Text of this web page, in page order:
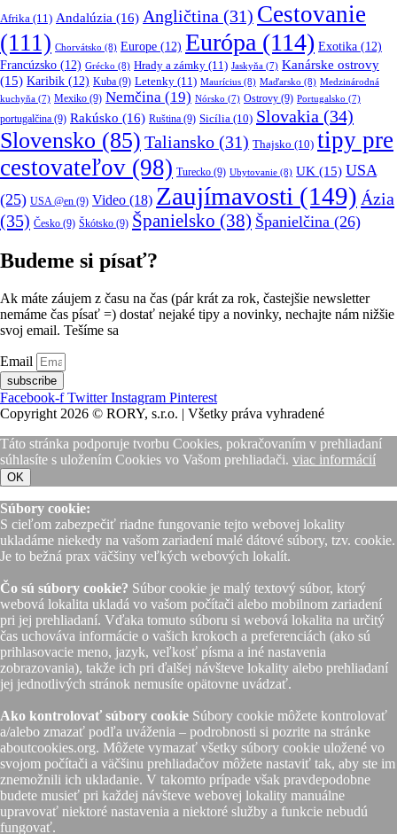
Afrika (11) Andalúzia (16) Angličtina (31) Cestovanie
(111) Chorvátsko (8) Europe (12) Európa (114) Exotika (12)
Francúzsko (12) Grécko (8) Hrady a zámky (11) Jaskyňa (7) Kanárske ostrovy
(15) Karibik (12) Kuba (9) Letenky (11) Maurícius (8) Maďarsko (8) Medzinárodná
kuchyňa (7) Mexiko (9) Nemčina (19) Nórsko (7) Ostrovy (9) Portugalsko (7)
portugalčina (9) Rakúsko (16) Ruština (9) Sicília (10) Slovakia (34)
Slovensko (85) Taliansko (31) Thajsko (10) tipy pre
cestovateľov (98) Turecko (9) Ubytovanie (8) UK (15) USA
(25) USA @en (9) Video (18) Zaujímavosti (149) Ázia
(35) Česko (9) Škótsko (9) Španielsko (38) Španielčina (26)
Budeme si písať?
Ak máte záujem z času na čas (pár krát za rok, častejšie newsletter
nemáme čas písať =) dostať nejaké tipy a novinky, nechajte nám nižšie
svoj email. Tešíme sa
Email
subscribe
Facebook-f Twitter Instagram Pinterest
Copyright 2026 © RORY, s.r.o. | Všetky práva vyhradené
Táto stránka podporuje tvorbu Cookies, pokračovaním v prehliadaní
súhlasíte s uložením Cookies vo Vašom prehliadači. viac informácií
OK
Súbory cookie:
S cieľom zabezpečiť riadne fungovanie tejto webovej lokality
ukladáme niekedy na vašom zariadení malé dátové súbory, tzv. cookie.
Je to bežná prax väčšiny veľkých webových lokalít.
Čo sú súbory cookie? Súbor cookie je malý textový súbor, ktorý
webová lokalita ukladá vo vašom počítači alebo mobilnom zariadení
pri jej prehliadaní. Vďaka tomuto súboru si webová lokalita na určitý
čas uchováva informácie o vašich krokoch a preferenciách (ako sú
prihlasovacie meno, jazyk, veľkosť písma a iné nastavenia
zobrazovania), takže ich pri ďalšej návšteve lokality alebo prehliadaní
jej jednotlivých stránok nemusíte opätovne uvádzať.
Ako kontrolovať súbory cookie Súbory cookie môžete kontrolovať
a/alebo zmazať podľa uváženia – podrobnosti si pozrite na stránke
aboutcookies.org. Môžete vymazať všetky súbory cookie uložené vo
svojom počítači a väčšinu prehliadačov môžete nastaviť tak, aby ste im
znemožnili ich ukladanie. V takomto prípade však pravdepodobne
budete musieť pri každej návšteve webovej lokality manuálne
upravovať niektoré nastavenia a niektoré služby a funkcie nebudú
fungovať.